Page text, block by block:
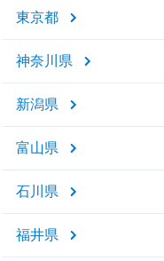
東京都
神奈川県
新潟県
富山県
石川県
福井県